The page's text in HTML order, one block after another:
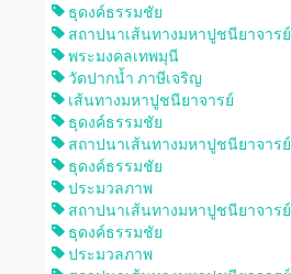
ธุดงค์ธรรมชัย
สถาปนาเส้นทางมหาปูชนียาจารย์
พระมงคลเทพมุนี
วัดปากน้ำ ภาษีเจริญ
เส้นทางมหาปูชนียาจารย์
ธุดงค์ธรรมชัย
สถาปนาเส้นทางมหาปูชนียาจารย์
ธุดงค์ธรรมชัย
ประมวลภาพ
สถาปนาเส้นทางมหาปูชนียาจารย์
ธุดงค์ธรรมชัย
ประมวลภาพ